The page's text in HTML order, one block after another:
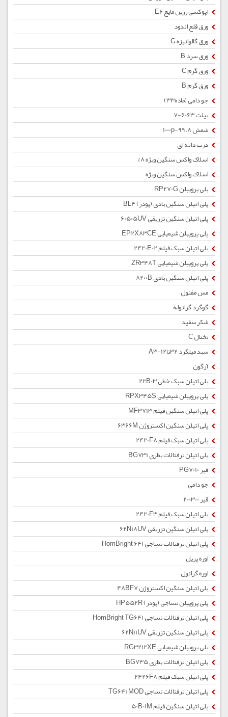
اپوکسی رزین مایع E6
ورق قلع اندود
ورق گالوانیزه G
ورق سرد B
ورق گرم C
ورق گرم B
جو دامی (ماده33)
بیلت 6063-7
شمش 1000p-99.8
ذرت دانه ای
اسلاک واکس سنگین ویژه 8%
اسلاک واکس سنگین ویژه
پلی پروپیلن RP270G
پلی اتیلن سنگین بادی (پودر) BL4
پلی اتیلن سنگین تزریقی 60505UV
پلی پروپیلن شیمیایی EP2X83CE
پلی اتیلن سبک فیلم 2420E02
پلی پروپیلن شیمیایی ZR348T
پلی اتیلن سنگین بادی 8200B
مس مفتول
گوگرد گرانوله
شکر سفید
تختال C
سبد میلگرد 32تا12-A3
آرگون
پلی اتیلن سبک خطی 22B03
پلی پروپیلن شیمیایی RPX345S
پلی اتیلن سنگین فیلم MF3713
پلی اتیلن سنگین اکستروژن 6366M
پلی اتیلن سبک فیلم 2420F8
پلی اتیلن ترفتالات بطری BG731
قیر PG7010
جو دامی
قیر 200300
پلی اتیلن سبک فیلم 2420F3
پلی اتیلن سنگین تزریقی 62N18UV
پلی اتیلن ترفتالات نساجی HomBright 641
اوره پریل
اوره گرانول
پلی اتیلن سنگین اکستروژن 48BF7
پلی پروپیلن نساجی (پودر) HP552R
پلی اتیلن ترفتالات نساجی HomBright TG641
پلی اتیلن سنگین تزریقی 62N11UV
پلی پروپیلن شیمیایی RG3212XE
پلی اتیلن ترفتالات بطری BG735
پلی اتیلن سبک فیلم 2426F8
پلی اتیلن ترفتالات نساجی TG641 MOD
پلی اتیلن سنگین فیلم 50B01M